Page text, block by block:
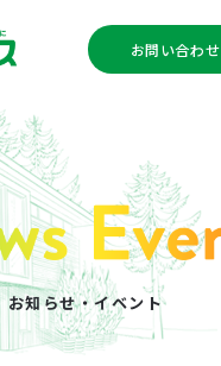
お問い合わせ
お知らせ・イベント